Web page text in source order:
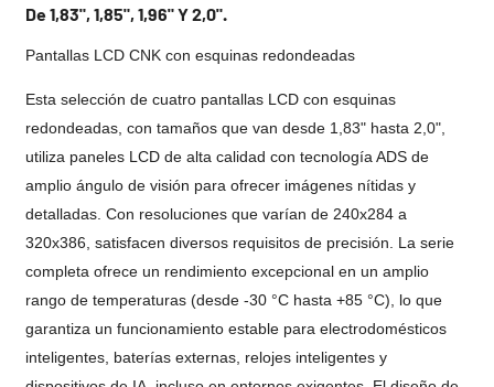
De 1,83", 1,85", 1,96" Y 2,0".
Pantallas LCD CNK con esquinas redondeadas
Esta selección de cuatro pantallas LCD con esquinas
redondeadas, con tamaños que van desde 1,83" hasta 2,0",
utiliza paneles LCD de alta calidad con tecnología ADS de
amplio ángulo de visión para ofrecer imágenes nítidas y
detalladas. Con resoluciones que varían de 240x284 a
320x386, satisfacen diversos requisitos de precisión. La serie
completa ofrece un rendimiento excepcional en un amplio
rango de temperaturas (desde -30 °C hasta +85 °C), lo que
garantiza un funcionamiento estable para electrodomésticos
inteligentes, baterías externas, relojes inteligentes y